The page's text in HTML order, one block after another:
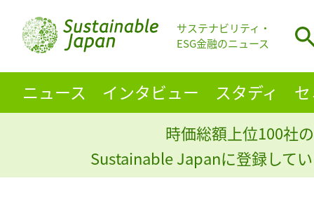
サステナビリティ・
ESG金融のニュース
ニュース インタビュー スタディ
時価総額上位100社
Sustainable Japanに登録して